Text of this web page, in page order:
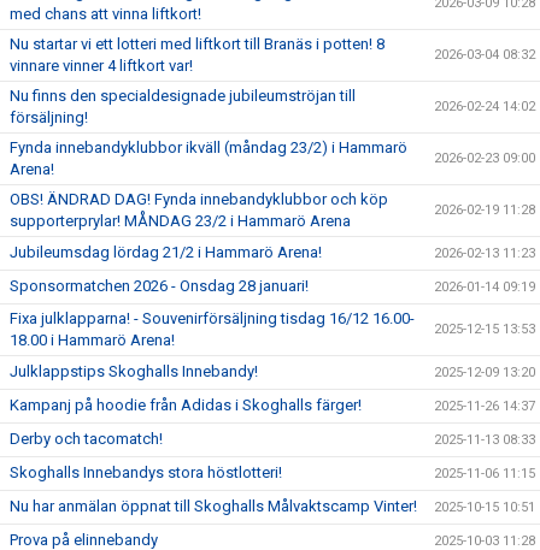
med chans att vinna liftkort!
Nu startar vi ett lotteri med liftkort till Branäs i potten! 8
vinnare vinner 4 liftkort var!
2026-03-04 08:32
Nu finns den specialdesignade jubileumströjan till
försäljning!
2026-02-24 14:02
Fynda innebandyklubbor ikväll (måndag 23/2) i Hammarö
Arena!
2026-02-23 09:00
OBS! ÄNDRAD DAG! Fynda innebandyklubbor och köp
supporterprylar! MÅNDAG 23/2 i Hammarö Arena
2026-02-19 11:28
Jubileumsdag lördag 21/2 i Hammarö Arena! 2026-02-13 11:23
Sponsormatchen 2026 - Onsdag 28 januari! 2026-01-14 09:19
Fixa julklapparna! - Souvenirförsäljning tisdag 16/12 16.00-
18.00 i Hammarö Arena!
2025-12-15 13:53
Julklappstips Skoghalls Innebandy! 2025-12-09 13:20
Kampanj på hoodie från Adidas i Skoghalls färger! 2025-11-26 14:37
Derby och tacomatch! 2025-11-13 08:33
Skoghalls Innebandys stora höstlotteri! 2025-11-06 11:15
Nu har anmälan öppnat till Skoghalls Målvaktscamp Vinter! 2025-10-15 10:51
Prova på elinnebandy 2025-10-03 11:28